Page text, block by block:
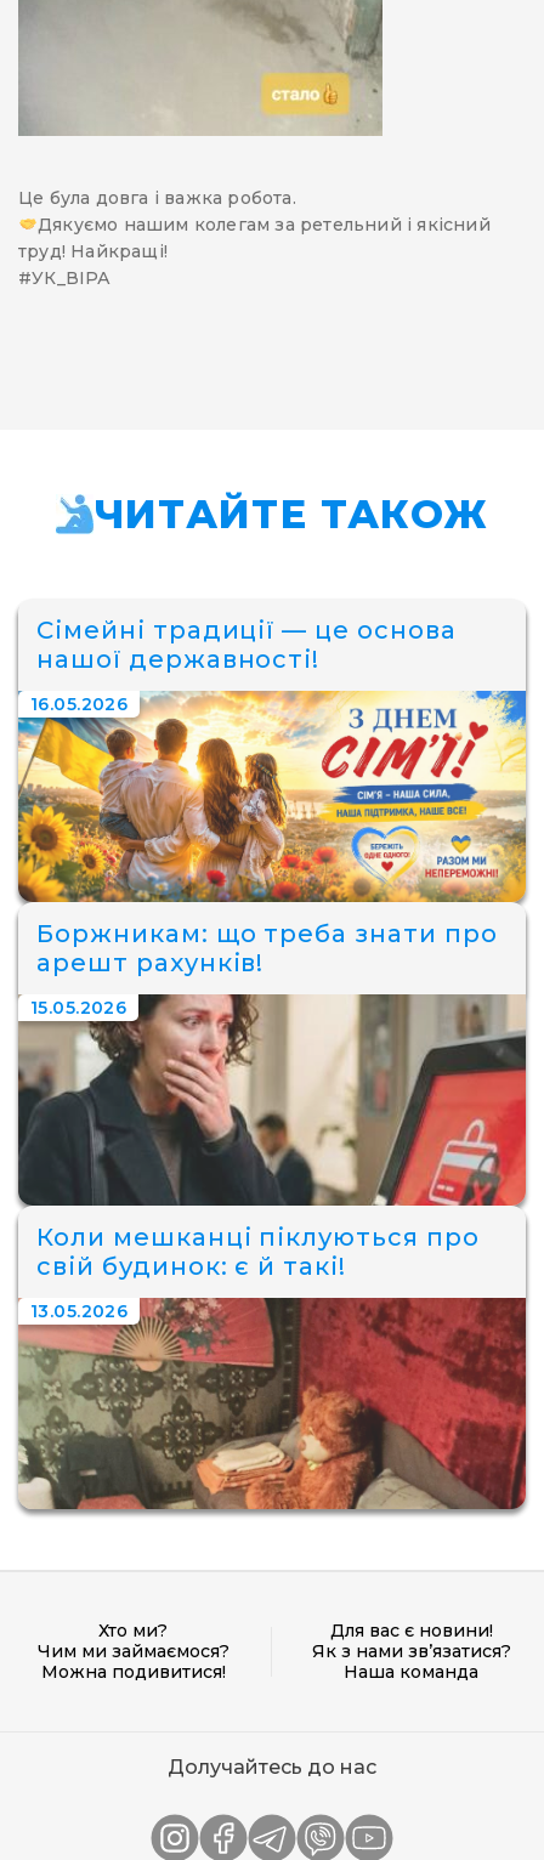
Це була довга і важка робота.
Дякуємо нашим колегам за ретельний і якісний
труд! Найкращі!
#УК_ВІРА
ЧИТАЙТЕ ТАКОЖ
Сімейні традиції — це основа
нашої державності!
16.05.2026
Боржникам: що треба знати про
арешт рахунків!
15.05.2026
Коли мешканці піклуються про
свій будинок: є й такі!
13.05.2026
Хто ми?
Чим ми займаємося?
Можна подивитися!
Для вас є новини!
Як з нами зв’язатися?
Наша команда
Долучайтесь до нас